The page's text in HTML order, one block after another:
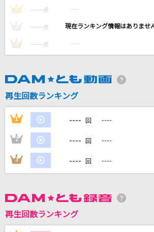
Mrs. GREEN APPLE
踊り子
Vaundy
DECO*27
カラオケ最新情報をチェック！
DAMに会員登録・ログインして
カラオケをもっと楽しもう！
1 ---- 点 ----
---- 点 ----
3 ---- 点 ----
再生回数ランキング
1 ---- 回 ----
2 ---- 回 ----
3 ---- 回 ----
再生回数ランキング